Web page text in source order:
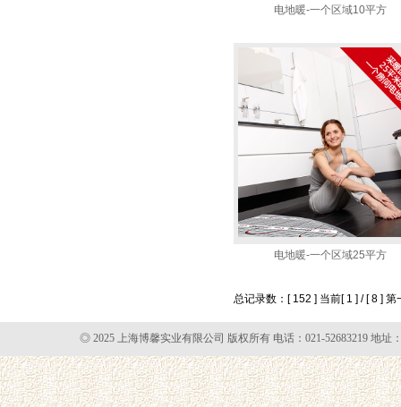
电地暖-一个区域10平方
电地暖-一个区域25平方
总记录数：[ 152 ] 当前[ 1 ] / [ 8 ] 第
◎ 2025 上海博馨实业有限公司 版权所有 电话：021-52683219 地